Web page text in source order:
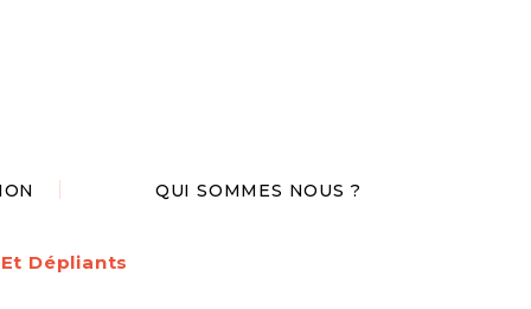
QUI SOMMES NOUS ?
Dépliants